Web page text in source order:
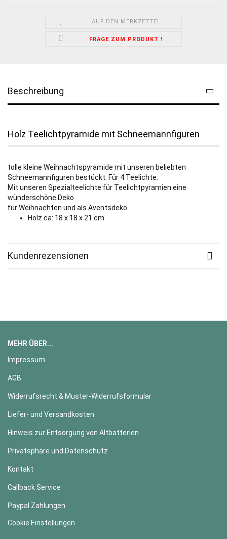
AUF DEN MERKZETTEL
FRAGE ZUM PRODUKT !
Beschreibung
Holz Teelichtpyramide mit Schneemannfiguren
tolle kleine Weihnachtspyramide mit unseren beliebten
Schneemannfiguren bestückt. Für 4 Teelichte.
Mit unseren Spezialteelichte für Teelichtpyramien eine
wünderschöne Deko
für Weihnachten und als Aventsdeko.
Holz ca: 18 x 18 x 21 cm
Kundenrezensionen
MEHR ÜBER...
Impressum
AGB
Widerrufsrecht & Muster-Widerrufsformular
Liefer- und Versandkosten
Hinweis zur Entsorgung von Altbatterien
Privatsphäre und Datenschutz
Kontakt
Callback Service
Paypal Zahlungen
Cookie Einstellungen